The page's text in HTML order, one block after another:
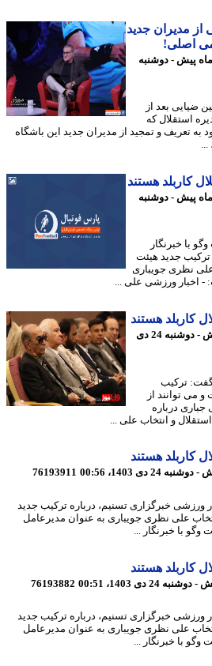
جدید
پیش - دوشنبه
بعد از
که
و تمجید از مدیران جدید این باشگاه
هستند
پیش - دوشنبه
خبرنگار
جدید هیئت
جویباری
ورزشی علی ...
هستند
19 ماه پیش - دوشنبه 24 دی
ترکیب
از
درباره
و انتخاب علی ...
هستند
76193911
خبرگزاری تسنیم، درباره ترکیب جدید
علی نظری جویباری به عنوان مدیرعامل
خبرنگار ...
هستند
76193882
خبرگزاری تسنیم، درباره ترکیب جدید
علی نظری جویباری به عنوان مدیرعامل
خبرنگار ...